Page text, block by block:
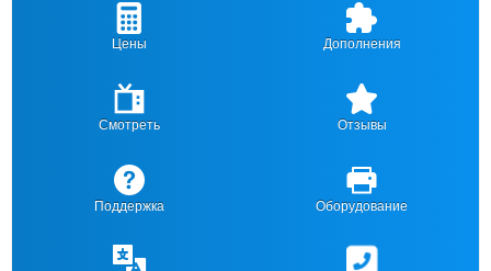
Цены Дополнения
Смотреть Отзывы
Поддержка Оборудование